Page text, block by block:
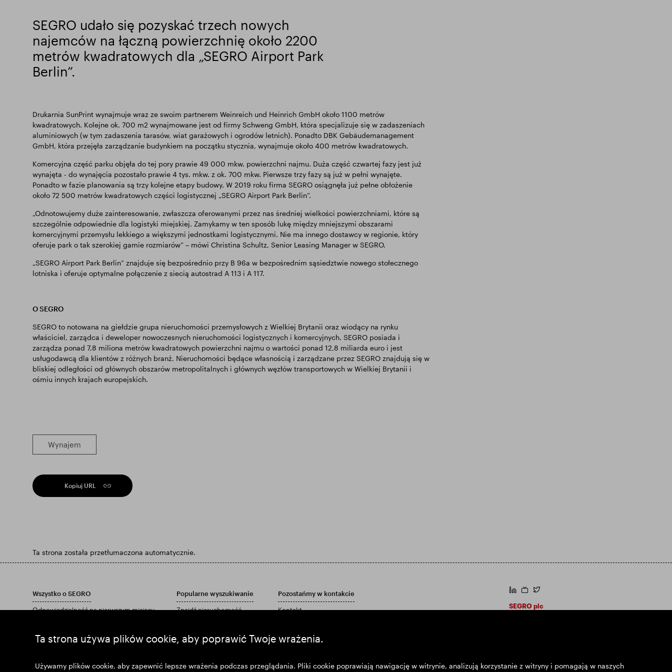
Ta strona używa plików cookie, aby poprawić Twoje wrażenia.
Używamy plików cookie, aby zapewnić lepsze wrażenia podczas przeglądania. Pliki cookie poprawiają nawigację w witrynie, analizują korzystanie z witryny i pomagają w naszych
SEGRO udało się pozyskać trzech nowych
najemców na łączną powierzchnię około 2200
metrów kwadratowych dla „SEGRO Airport Park
Berlin”.
Drukarnia SunPrint wynajmuje wraz ze swoim partnerem Weinreich und Heinrich GmbH około 1100 metrów
kwadratowych. Kolejne ok. 700 m2 wynajmowane jest od firmy Schweng GmbH, która specjalizuje się w zadaszeniach
aluminiowych (w tym zadaszenia tarasów, wiat garażowych i ogrodów letnich). Ponadto DBK Gebäudemanagement
GmbH, która przejęła zarządzanie budynkiem na początku stycznia, wynajmuje około 400 metrów kwadratowych.
Komercyjna część parku objęła do tej pory prawie 49 000 mkw. powierzchni najmu. Duża część czwartej fazy jest już
wynajęta - do wynajęcia pozostało prawie 4 tys. mkw. z ok. 700 mkw. Pierwsze trzy fazy są już w pełni wynajęte.
Ponadto w fazie planowania są trzy kolejne etapy budowy. W 2019 roku firma SEGRO osiągnęła już pełne obłożenie
około 72 500 metrów kwadratowych części logistycznej „SEGRO Airport Park Berlin”.
„Odnotowujemy duże zainteresowanie, zwłaszcza oferowanymi przez nas średniej wielkości powierzchniami, które są
szczególnie odpowiednie dla logistyki miejskiej. Zamykamy w ten sposób lukę między mniejszymi obszarami
komercyjnymi przemysłu lekkiego a większymi jednostkami logistycznymi. Nie ma innego dostawcy w regionie, który
oferuje park o tak szerokiej gamie rozmiarów” – mówi Christina Schultz, Senior Leasing Manager w SEGRO.
„SEGRO Airport Park Berlin” znajduje się bezpośrednio przy B 96a w bezpośrednim sąsiedztwie nowego stołecznego
lotniska i oferuje optymalne połączenie z siecią autostrad A 113 i A 117.
O SEGRO
SEGRO to notowana na giełdzie grupa nieruchomości przemysłowych z Wielkiej Brytanii oraz wiodący na rynku
właściciel, zarządca i deweloper nowoczesnych nieruchomości logistycznych i komercyjnych. SEGRO posiada i
zarządza ponad 7,8 miliona metrów kwadratowych powierzchni najmu o wartości ponad 12,8 miliarda euro i jest
usługodawcą dla klientów z różnych branż. Nieruchomości będące własnością i zarządzane przez SEGRO znajdują się w
bliskiej odległości od głównych obszarów metropolitalnych i głównych węzłów transportowych w Wielkiej Brytanii i
ośmiu innych krajach europejskich.
Wynajem
Kopiuj URL
Ta strona została przetłumaczona automatycznie.
Wszystko o SEGRO
Odpowiedzialność na pierwszym miejscu
Informacje
Popularne wyszukiwanie
Znajdź nieruchomość
Pobierz nasz raport roczny
Pozostańmy w kontakcie
Kontakt
Powiadomienia email
https://www.linkedin.com/
https://www.youtube.com/
https://twitter.com/segroplc
SEGRO plc